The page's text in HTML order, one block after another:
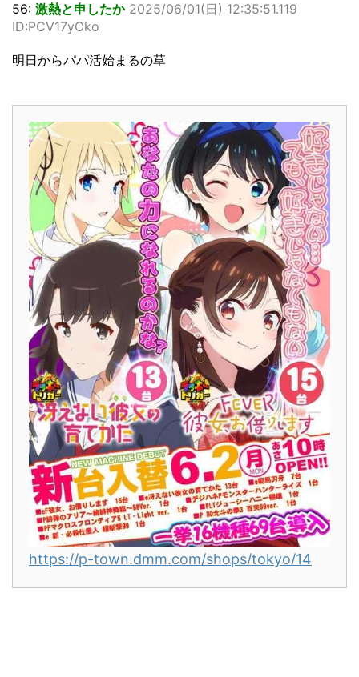
56: 激熱と申したか 2025/06/01(日) 12:35:51.119
ID:PCV17yOko
明日からパパ活始まるの草
https://p-town.dmm.com/shops/tokyo/14